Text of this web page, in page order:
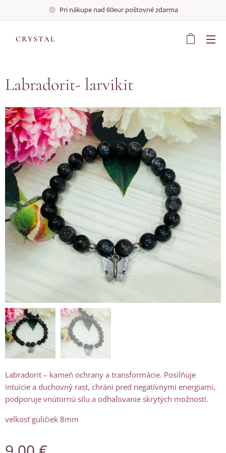
Pri nákupe nad 60eur poštovné zdarma
CRYSTAL
Labradorit- larvikit
Labradorit – kameň ochrany a transformácie. Posilňuje
intuície a duchovný rast, chráni pred negatívnymi energiami,
podporuje vnútornú silu a odhaľovanie skrytých možností.
velkosť guličiek 8mm